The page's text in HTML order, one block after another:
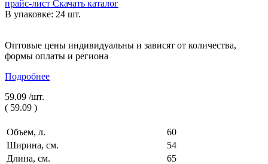
прайс-лист Скачать каталог
В упаковке: 24 шт.
Оптовые цены индивидуальны и зависят от количества,
формы оплаты и региона
Подробнее
59.09 /шт.
( 59.09 )
Объем, л.
60
Ширина, см.
54
Длина, см.
65